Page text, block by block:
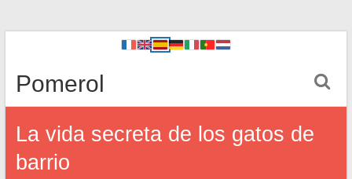
Pomerol
La vida secreta de los gatos de
barrio